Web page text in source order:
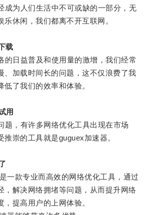
为人们生活中不可或缺的一部分，无
乐休闲，我们都离不开互联网。
载
日益普及和使用量的激增，我们经常
、加载时间长的问题，这不仅浪费了我
了我们的效率和体验。
用
，有许多网络优化工具出现在市场
推崇的工具就是guguex加速器。
款专业而高效的网络优化工具，通过
，解决网络拥堵等问题，从而提升网络
提高用户的上网体验。